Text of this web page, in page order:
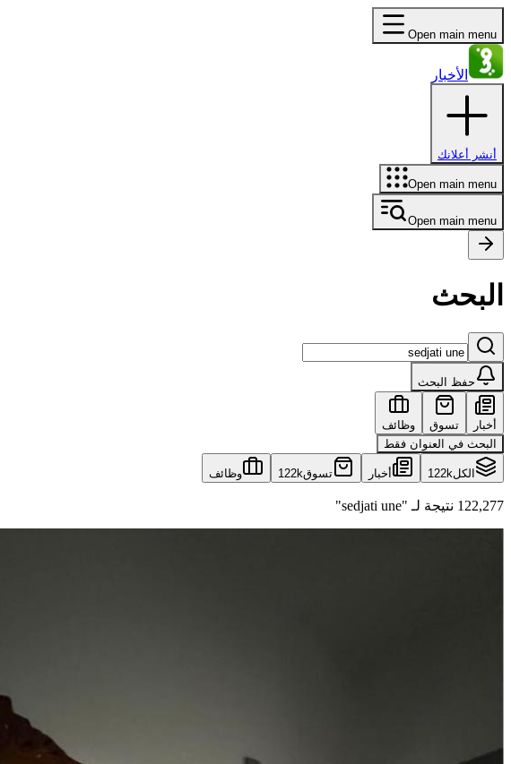
Open main menu
الأخبار
أنشر أعلانك
Open main menu
Open main menu
البحث
حفظ البحث
أخبار تسوق
وظائف
البحث في العنوان فقط
الكل122k أخبار تسوق122k وظائف
122,277 نتيجة لـ "sedjati une"